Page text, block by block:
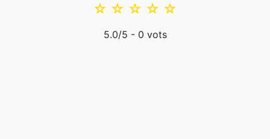
☆
☆
☆
☆
☆
5.0/5 - 0 vots